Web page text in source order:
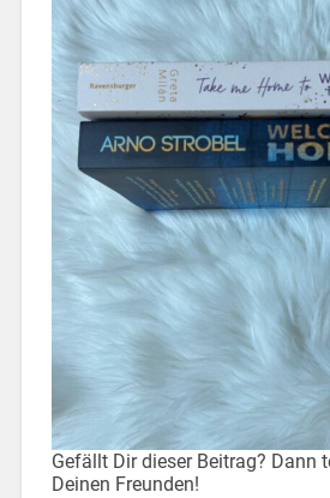
Gefällt Dir dieser Beitrag? Dann
Deinen Freunden!